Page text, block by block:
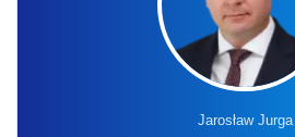
Jarosław Jurga